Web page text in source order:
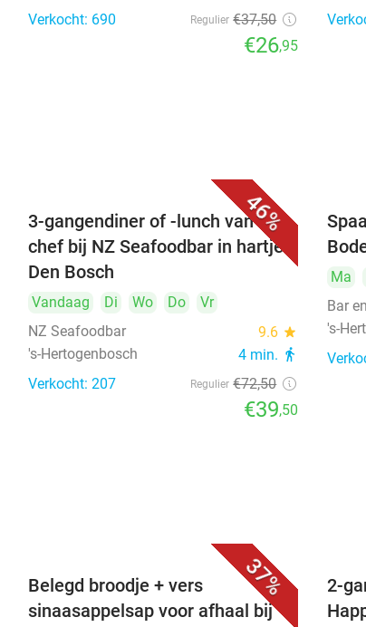
Verkocht: 690 Regulier €37,50
€26,95
46%
3-gangendiner of -lunch van de
chef bij NZ Seafoodbar in hartje
Den Bosch
Vandaag Di Wo Do
Vr
NZ Seafoodbar
9.6 star
's-Hertogenbosch 4 min. directions_walk
Verkocht: 207 Regulier €72,50
€39,50
Ma
Bar
's-
37%
Belegd broodje + vers
sinaasappelsap voor afhaal bij
2-